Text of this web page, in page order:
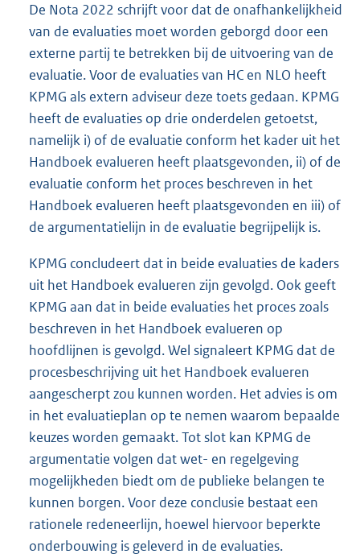
De Nota 2022 schrijft voor dat de onafhankelijkheid
van de evaluaties moet worden geborgd door een
externe partij te betrekken bij de uitvoering van de
evaluatie. Voor de evaluaties van HC en NLO heeft
KPMG als extern adviseur deze toets gedaan. KPMG
heeft de evaluaties op drie onderdelen getoetst,
namelijk i) of de evaluatie conform het kader uit het
Handboek evalueren heeft plaatsgevonden, ii) of de
evaluatie conform het proces beschreven in het
Handboek evalueren heeft plaatsgevonden en iii) of
de argumentatielijn in de evaluatie begrijpelijk is.
KPMG concludeert dat in beide evaluaties de kaders
uit het Handboek evalueren zijn gevolgd. Ook geeft
KPMG aan dat in beide evaluaties het proces zoals
beschreven in het Handboek evalueren op
hoofdlijnen is gevolgd. Wel signaleert KPMG dat de
procesbeschrijving uit het Handboek evalueren
aangescherpt zou kunnen worden. Het advies is om
in het evaluatieplan op te nemen waarom bepaalde
keuzes worden gemaakt. Tot slot kan KPMG de
argumentatie volgen dat wet- en regelgeving
mogelijkheden biedt om de publieke belangen te
kunnen borgen. Voor deze conclusie bestaat een
rationele redeneerlijn, hoewel hiervoor beperkte
onderbouwing is geleverd in de evaluaties.